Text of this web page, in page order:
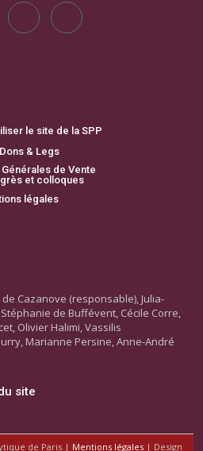
le site de la SPP
Dons & Legs
de Vente
et colloques
légales
de Cazanove (responsable), Julia-
de Buffévent, Cécile Corre,
Olivier Halimi, Vassilis
Marianne Persine, Anne-André
site
de Paris | Mentions légales| Design